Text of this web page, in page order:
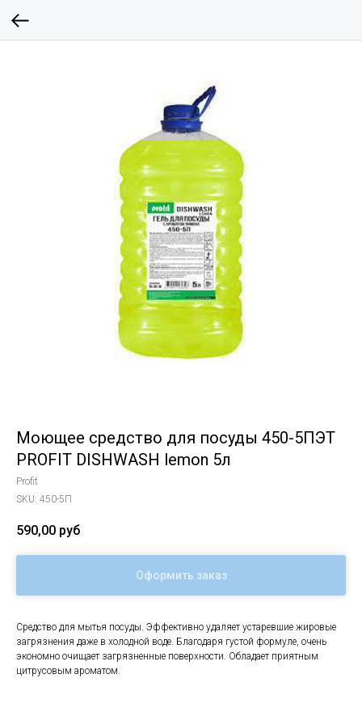
Моющее средство для посуды 450-5ПЭТ
PROFIT DISHWASH lemon 5л
Profit
SKU: 450-5П
590,00 руб
Оформить заказ
Средство для мытья посуды. Эффективно удаляет устаревшие жировые
загрязнения даже в холодной воде. Благодаря густой формуле, очень
экономно очищает загрязненные поверхности. Обладает приятным
цитрусовым ароматом.